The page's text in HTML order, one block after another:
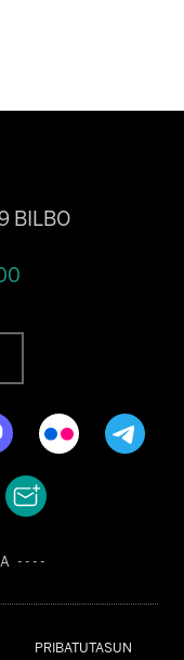
PRIBATUTASUN
BILBO
----